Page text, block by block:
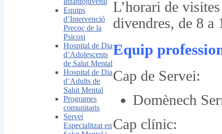
L’horari de
divendres, de 8 a
Equip
Cap de Servei:
Domènech
Cap clínic:
Equips
d’Intervenció
Precoç de la
Psicosi
Hospital de Dia
d’Adolescents
de Salut Mental
Hospital de Dia
d’Adults de
Salut Mental
Programes
comunitaris
Servei
Especialitzat en